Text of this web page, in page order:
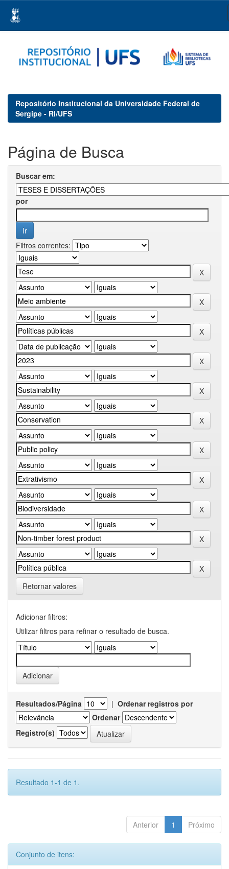
navigation
Repositório Institucional da Universidade Federal de
Sergipe - RI/UFS
Página de Busca
Buscar em:
por
Filtros correntes:
Retornar valores
Adicionar filtros:
Utilizar filtros para refinar o resultado de busca.
Resultados/Página | Ordenar registros por
Ordenar
Registro(s)
Resultado 1-1 de 1.
Anterior 1 Próximo
Conjunto de itens: